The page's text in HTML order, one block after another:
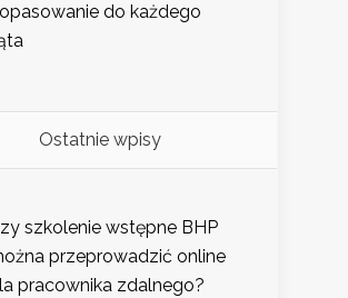
do każdego
Ostatnie wpisy
szkolenie wstępne BHP
przeprowadzić online
pracownika zdalnego?